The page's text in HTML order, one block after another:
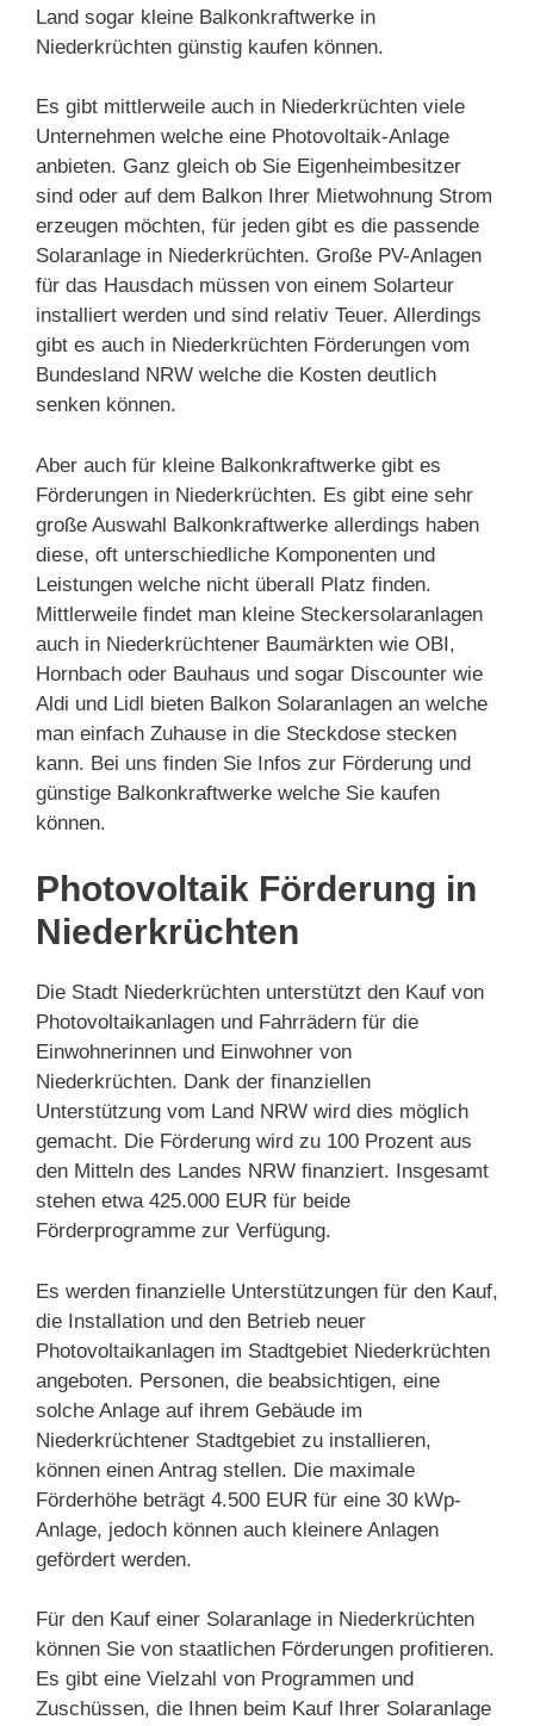
Land sogar kleine Balkonkraftwerke in
Niederkrüchten günstig kaufen können.
Es gibt mittlerweile auch in Niederkrüchten viele
Unternehmen welche eine Photovoltaik-Anlage
anbieten. Ganz gleich ob Sie Eigenheimbesitzer
sind oder auf dem Balkon Ihrer Mietwohnung Strom
erzeugen möchten, für jeden gibt es die passende
Solaranlage in Niederkrüchten. Große PV-Anlagen
für das Hausdach müssen von einem Solarteur
installiert werden und sind relativ Teuer. Allerdings
gibt es auch in Niederkrüchten Förderungen vom
Bundesland NRW welche die Kosten deutlich
senken können.
Aber auch für kleine Balkonkraftwerke gibt es
Förderungen in Niederkrüchten. Es gibt eine sehr
große Auswahl Balkonkraftwerke allerdings haben
diese, oft unterschiedliche Komponenten und
Leistungen welche nicht überall Platz finden.
Mittlerweile findet man kleine Steckersolaranlagen
auch in Niederkrüchtener Baumärkten wie OBI,
Hornbach oder Bauhaus und sogar Discounter wie
Aldi und Lidl bieten Balkon Solaranlagen an welche
man einfach Zuhause in die Steckdose stecken
kann. Bei uns finden Sie Infos zur Förderung und
günstige Balkonkraftwerke welche Sie kaufen
können.
Photovoltaik Förderung in
Niederkrüchten
Die Stadt Niederkrüchten unterstützt den Kauf von
Photovoltaikanlagen und Fahrrädern für die
Einwohnerinnen und Einwohner von
Niederkrüchten. Dank der finanziellen
Unterstützung vom Land NRW wird dies möglich
gemacht. Die Förderung wird zu 100 Prozent aus
den Mitteln des Landes NRW finanziert. Insgesamt
stehen etwa 425.000 EUR für beide
Förderprogramme zur Verfügung.
Es werden finanzielle Unterstützungen für den Kauf,
die Installation und den Betrieb neuer
Photovoltaikanlagen im Stadtgebiet Niederkrüchten
angeboten. Personen, die beabsichtigen, eine
solche Anlage auf ihrem Gebäude im
Niederkrüchtener Stadtgebiet zu installieren,
können einen Antrag stellen. Die maximale
Förderhöhe beträgt 4.500 EUR für eine 30 kWp-
Anlage, jedoch können auch kleinere Anlagen
gefördert werden.
Für den Kauf einer Solaranlage in Niederkrüchten
können Sie von staatlichen Förderungen profitieren.
Es gibt eine Vielzahl von Programmen und
Zuschüssen, die Ihnen beim Kauf Ihrer Solaranlage